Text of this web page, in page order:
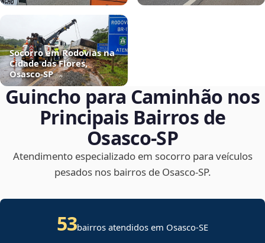
Socorro em Rodovias na
Cidade das Flores,
Osasco‑SP
Guincho para Caminhão nos
Principais Bairros de
Osasco‑SP
Atendimento especializado em socorro para veículos
pesados nos bairros de Osasco‑SP.
53bairros atendidos em Osasco-SE